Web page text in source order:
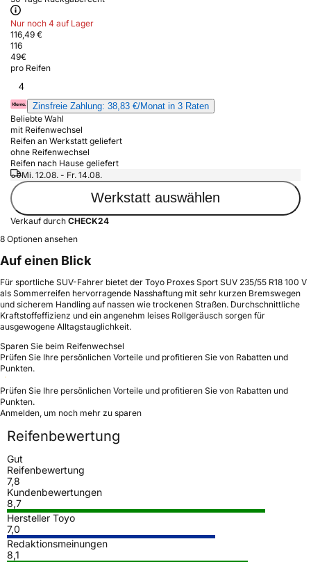
Nur noch 4 auf Lager
116,49 €
116
49€
pro Reifen
4
Zinsfreie Zahlung: 38,83 €/Monat in 3 Raten
Beliebte Wahl
mit Reifenwechsel
Reifen an Werkstatt geliefert
ohne Reifenwechsel
Reifen nach Hause geliefert
Mi. 12.08. - Fr. 14.08.
Werkstatt auswählen
Verkauf durch CHECK24
8 Optionen ansehen
Auf einen Blick
Für sportliche SUV-Fahrer bietet der Toyo Proxes Sport SUV 235/55 R18 100 V
als Sommerreifen hervorragende Nasshaftung mit sehr kurzen Bremswegen
und sicherem Handling auf nassen wie trockenen Straßen. Durchschnittliche
Kraftstoffeffizienz und ein angenehm leises Rollgeräusch sorgen für
ausgewogene Alltagstauglichkeit.
Sparen Sie beim Reifenwechsel
Prüfen Sie Ihre persönlichen Vorteile und profitieren Sie von Rabatten und
Punkten.
Prüfen Sie Ihre persönlichen Vorteile und profitieren Sie von Rabatten und
Punkten.
Anmelden, um noch mehr zu sparen
Reifenbewertung
Gut
Reifenbewertung
7,8
Kundenbewertungen
8,7
Hersteller Toyo
7,0
Redaktionsmeinungen
8,1